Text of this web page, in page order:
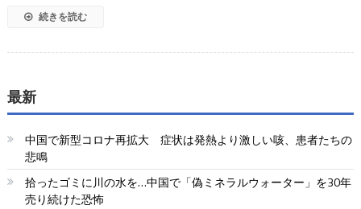
続きを読む
最新
中国で新型コロナ再拡大 症状は発熱より激しい咳、患者たちの
悲鳴
拾ったゴミに川の水を…中国で「偽ミネラルウォーター」を30年
売り続けた恐怖